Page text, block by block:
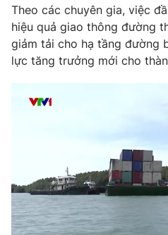
Hậu trường
Nhân vật
Khán giả
Điện ảnh
Âm nhạc
Đời sống
Du lịch
Tuyển sinh
Hitech Công nghệ tương lai
Thị trường
Tư vấn
Giao lưu trực tuyến
Lịch phát sóng
Theo các chuyên gia, việc
hiệu quả giao thông đường
giảm tải cho hạ tầng đường
lực tăng trưởng mới cho